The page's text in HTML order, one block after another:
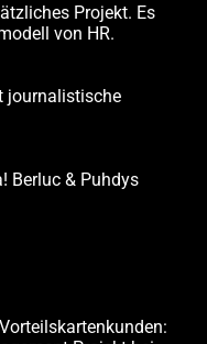
Projekt. Es
von HR.
journalistische
Berluc & Puhdys